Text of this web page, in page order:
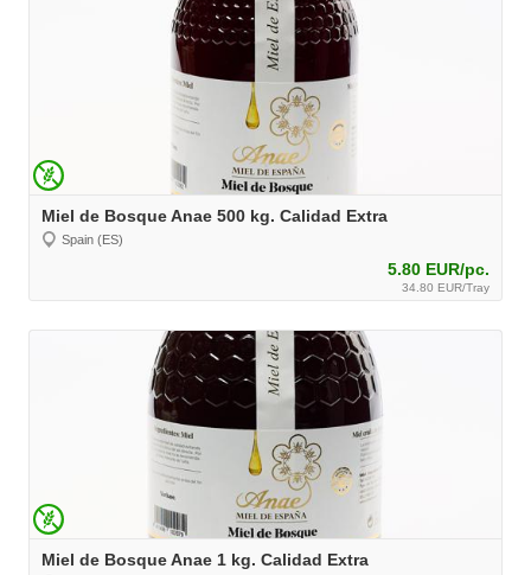
Miel de Bosque Anae 500 kg. Calidad Extra
Spain (ES)
5.80 EUR/pc.
34.80 EUR/Tray
Miel de Bosque Anae 1 kg. Calidad Extra